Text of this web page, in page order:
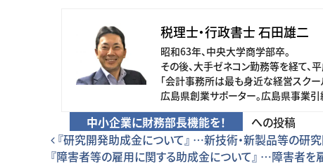
税理士・行政書士 石田雄二
昭和63年、中央大学商学部卒。
その後、大手ゼネコン勤務等を経て、
「会計事務所は最も身近な経営スクー
広島県創業サポーター。広島県事業
中小企業に財務部長機能を！ への投稿
投稿ナビゲーション
『研究開発助成金について』 …新技術・新製品等の研
『障害者等の雇用に関する助成金について』 …障害者を